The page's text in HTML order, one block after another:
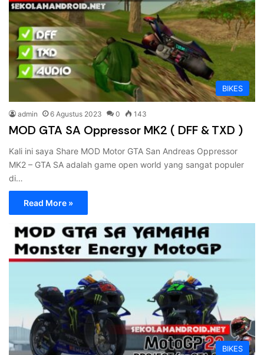
BIKES
admin 6 Agustus 2023 0 143
MOD GTA SA Oppressor MK2 ( DFF & TXD )
Kali ini saya Share MOD Motor GTA San Andreas Oppressor
MK2 – GTA SA adalah game open world yang sangat populer
di…
Read More »
BIKES